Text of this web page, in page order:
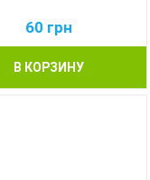
60 грн
В КОРЗИНУ